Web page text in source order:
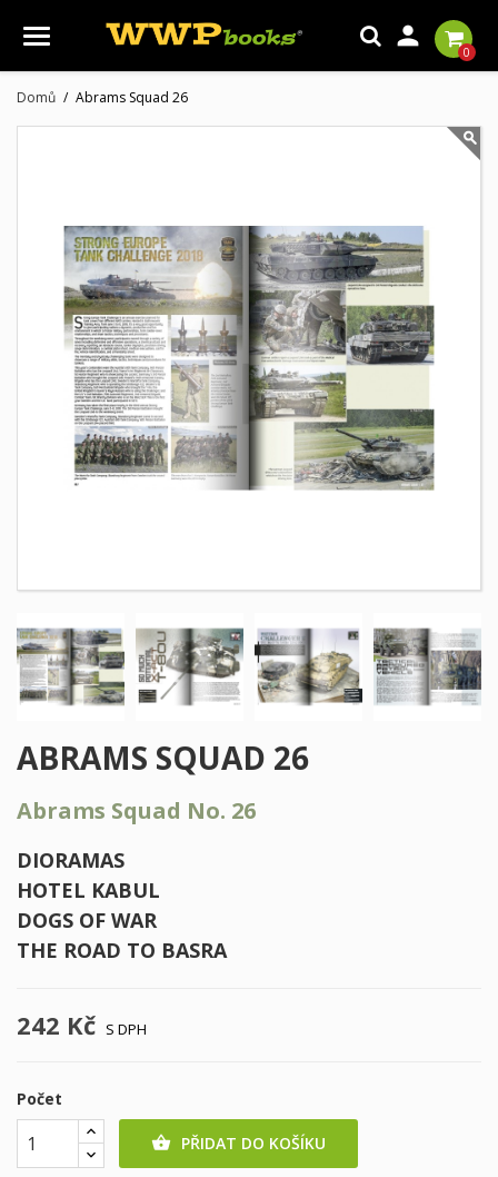

0
Domů Abrams Squad 26
ABRAMS SQUAD 26
Abrams Squad No. 26
DIORAMAS
HOTEL KABUL
DOGS OF WAR
THE ROAD TO BASRA
242 Kč S DPH
Počet
 PŘIDAT DO KOŠÍKU